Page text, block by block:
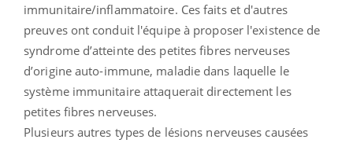
immunitaire/inflammatoire. Ces faits et d'autres
preuves ont conduit l'équipe à proposer l'existence de
syndrome d’atteinte des petites fibres nerveuses
d’origine auto-immune, maladie dans laquelle le
système immunitaire attaquerait directement les
petites fibres nerveuses.
Plusieurs autres types de lésions nerveuses causées